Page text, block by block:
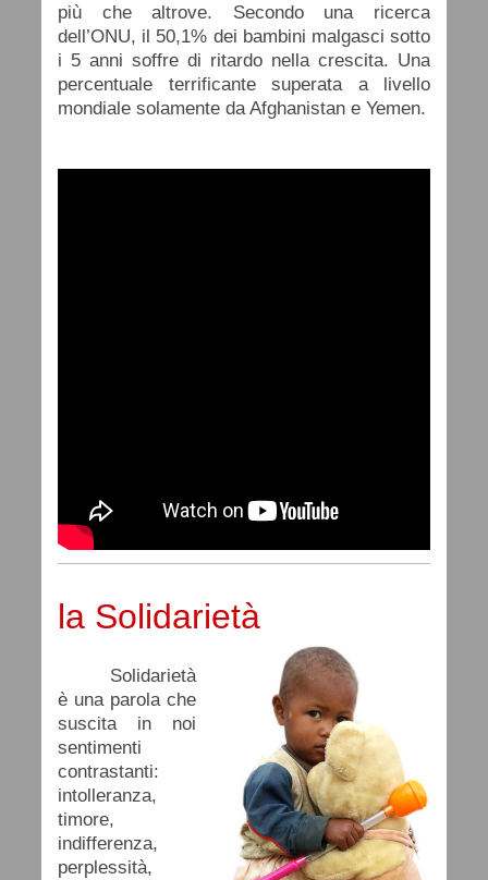
più che altrove. Secondo una ricerca
dell’ONU, il 50,1% dei bambini malgasci sotto
i 5 anni soffre di ritardo nella crescita. Una
percentuale terrificante superata a livello
mondiale solamente da Afghanistan e Yemen.
la Solidarietà
Solidarietà
è una parola che
suscita in noi
sentimenti
contrastanti:
intolleranza,
timore,
indifferenza,
perplessità,